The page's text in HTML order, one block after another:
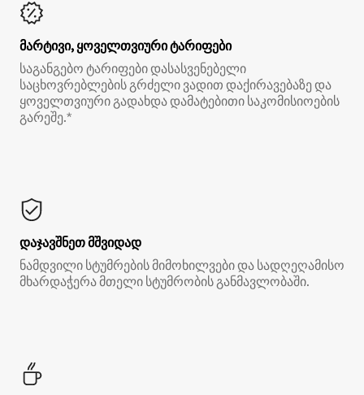
მარტივი, ყოველთვიური ტარიფები
საგანგებო ტარიფები დასასვენებელი
საცხოვრებლების გრძელი ვადით დაქირავებაზე და
ყოველთვიური გადახდა დამატებითი საკომისიოების
გარეშე.*
დაჯავშნეთ მშვიდად
ნამდვილი სტუმრების მიმოხილვები და სადღეღამისო
მხარდაჭერა მთელი სტუმრობის განმავლობაში.